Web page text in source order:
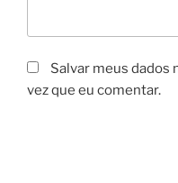
Salvar meus dados
vez que eu comentar.